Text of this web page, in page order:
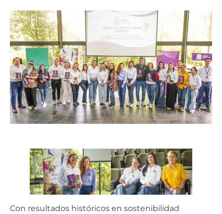
Con resultados históricos en sostenibilidad